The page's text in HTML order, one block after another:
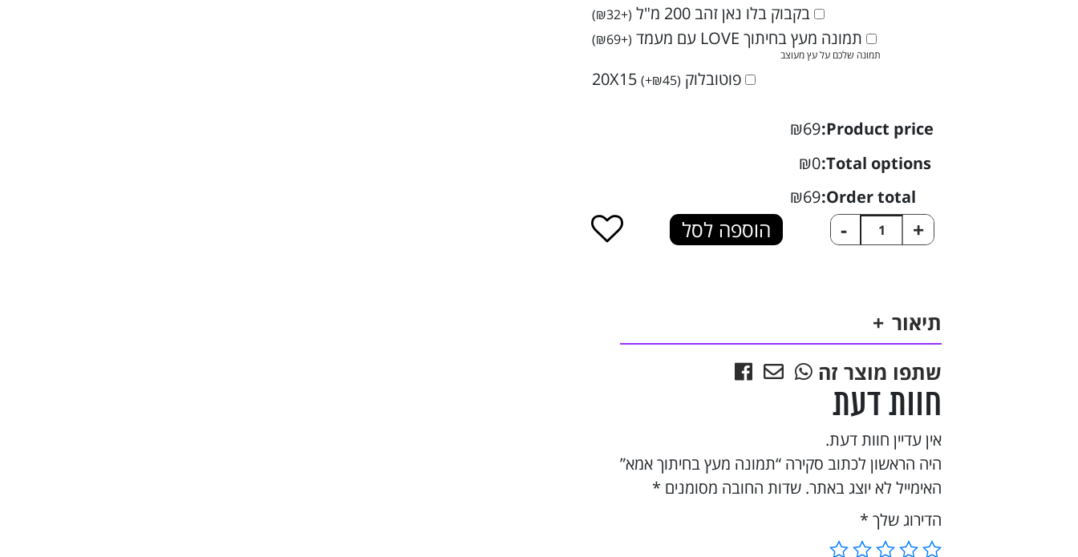
בקבוק בלו נאן זהב 200 מ"ל (
+
₪32
)
תמונה מעץ בחיתוך LOVE עם מעמד (
+
₪69
)
תמונה שלכם על עץ מעוצב
פוטובלוק 20X15 (+₪45)
Product price:
₪69
Total options:
₪0
Order total:
₪69
+
כמות
של
בחיתוך
אמא
- הוספה לסל
תיאור
שתפו מוצר זה
חוות דעת
אין עדיין חוות דעת.
היה הראשון לכתוב סקירה “תמונה מעץ בחיתוך אמא”
האימייל לא יוצג באתר. שדות החובה מסומנים *
הדירוג שלך *